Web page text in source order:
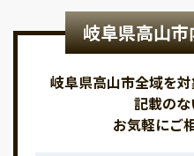
岐阜県高山
岐阜県高山市全域を対
記載の
お気軽にご